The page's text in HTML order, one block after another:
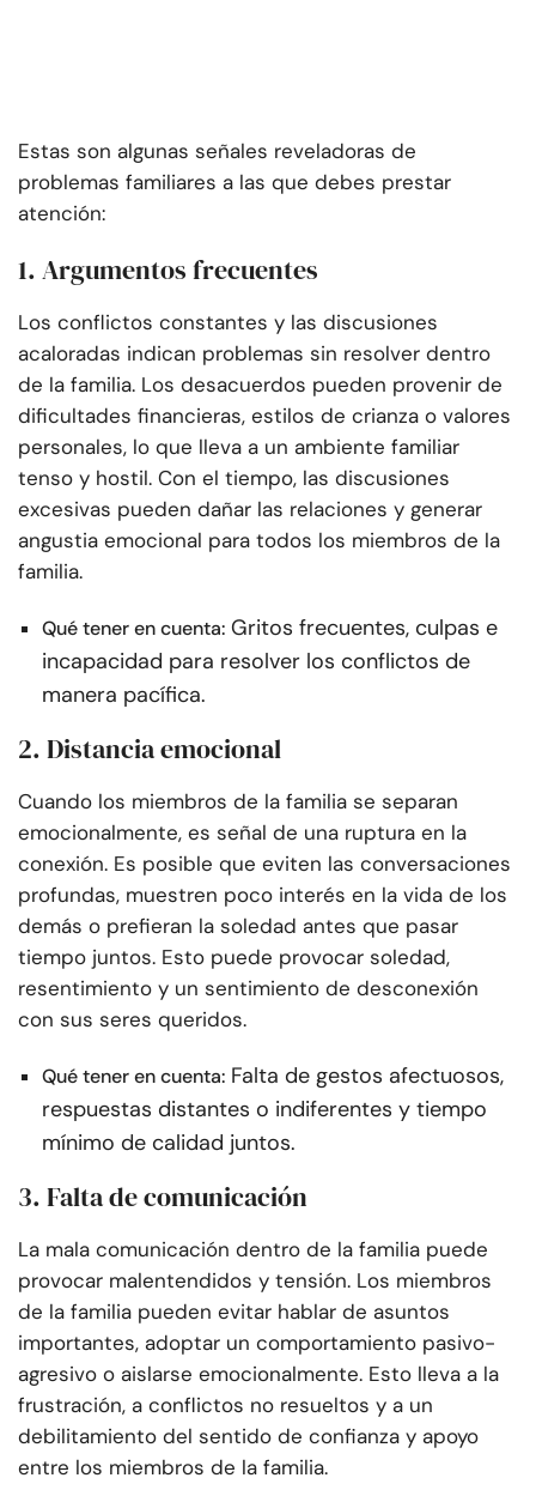
Estas son algunas señales reveladoras de
problemas familiares a las que debes prestar
atención:
1. Argumentos frecuentes
Los conflictos constantes y las discusiones
acaloradas indican problemas sin resolver dentro
de la familia. Los desacuerdos pueden provenir de
dificultades financieras, estilos de crianza o valores
personales, lo que lleva a un ambiente familiar
tenso y hostil. Con el tiempo, las discusiones
excesivas pueden dañar las relaciones y generar
angustia emocional para todos los miembros de la
familia.
Qué tener en cuenta: Gritos frecuentes, culpas e
incapacidad para resolver los conflictos de
manera pacífica.
2. Distancia emocional
Cuando los miembros de la familia se separan
emocionalmente, es señal de una ruptura en la
conexión. Es posible que eviten las conversaciones
profundas, muestren poco interés en la vida de los
demás o prefieran la soledad antes que pasar
tiempo juntos. Esto puede provocar soledad,
resentimiento y un sentimiento de desconexión
con sus seres queridos.
Qué tener en cuenta: Falta de gestos afectuosos,
respuestas distantes o indiferentes y tiempo
mínimo de calidad juntos.
3. Falta de comunicación
La mala comunicación dentro de la familia puede
provocar malentendidos y tensión. Los miembros
de la familia pueden evitar hablar de asuntos
importantes, adoptar un comportamiento pasivo-
agresivo o aislarse emocionalmente. Esto lleva a la
frustración, a conflictos no resueltos y a un
debilitamiento del sentido de confianza y apoyo
entre los miembros de la familia.